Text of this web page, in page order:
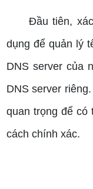
Đầu tiên,
dụng để quản lý
DNS server của
DNS server
quan trọng để có
cách chính xác.